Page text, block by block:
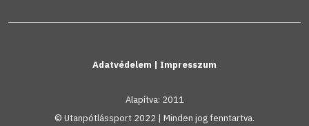
Adatvédelem | Impresszum
Alapítva: 2011
© Utanpótlássport 2022 | Minden jog fenntartva.